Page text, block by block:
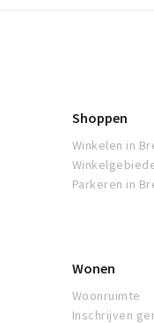
Shoppen
Winkelen in
Parkeren in
Wonen
Woonruimte
Inschrijven